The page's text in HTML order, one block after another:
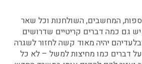
המחשבים, השולחנות וכל שאר
גם כמה דברים קריטיים שדרושים
יהיה מאוד קשה לחזור לשגרה
על דברים כמו מחיצות למשל – לא כל